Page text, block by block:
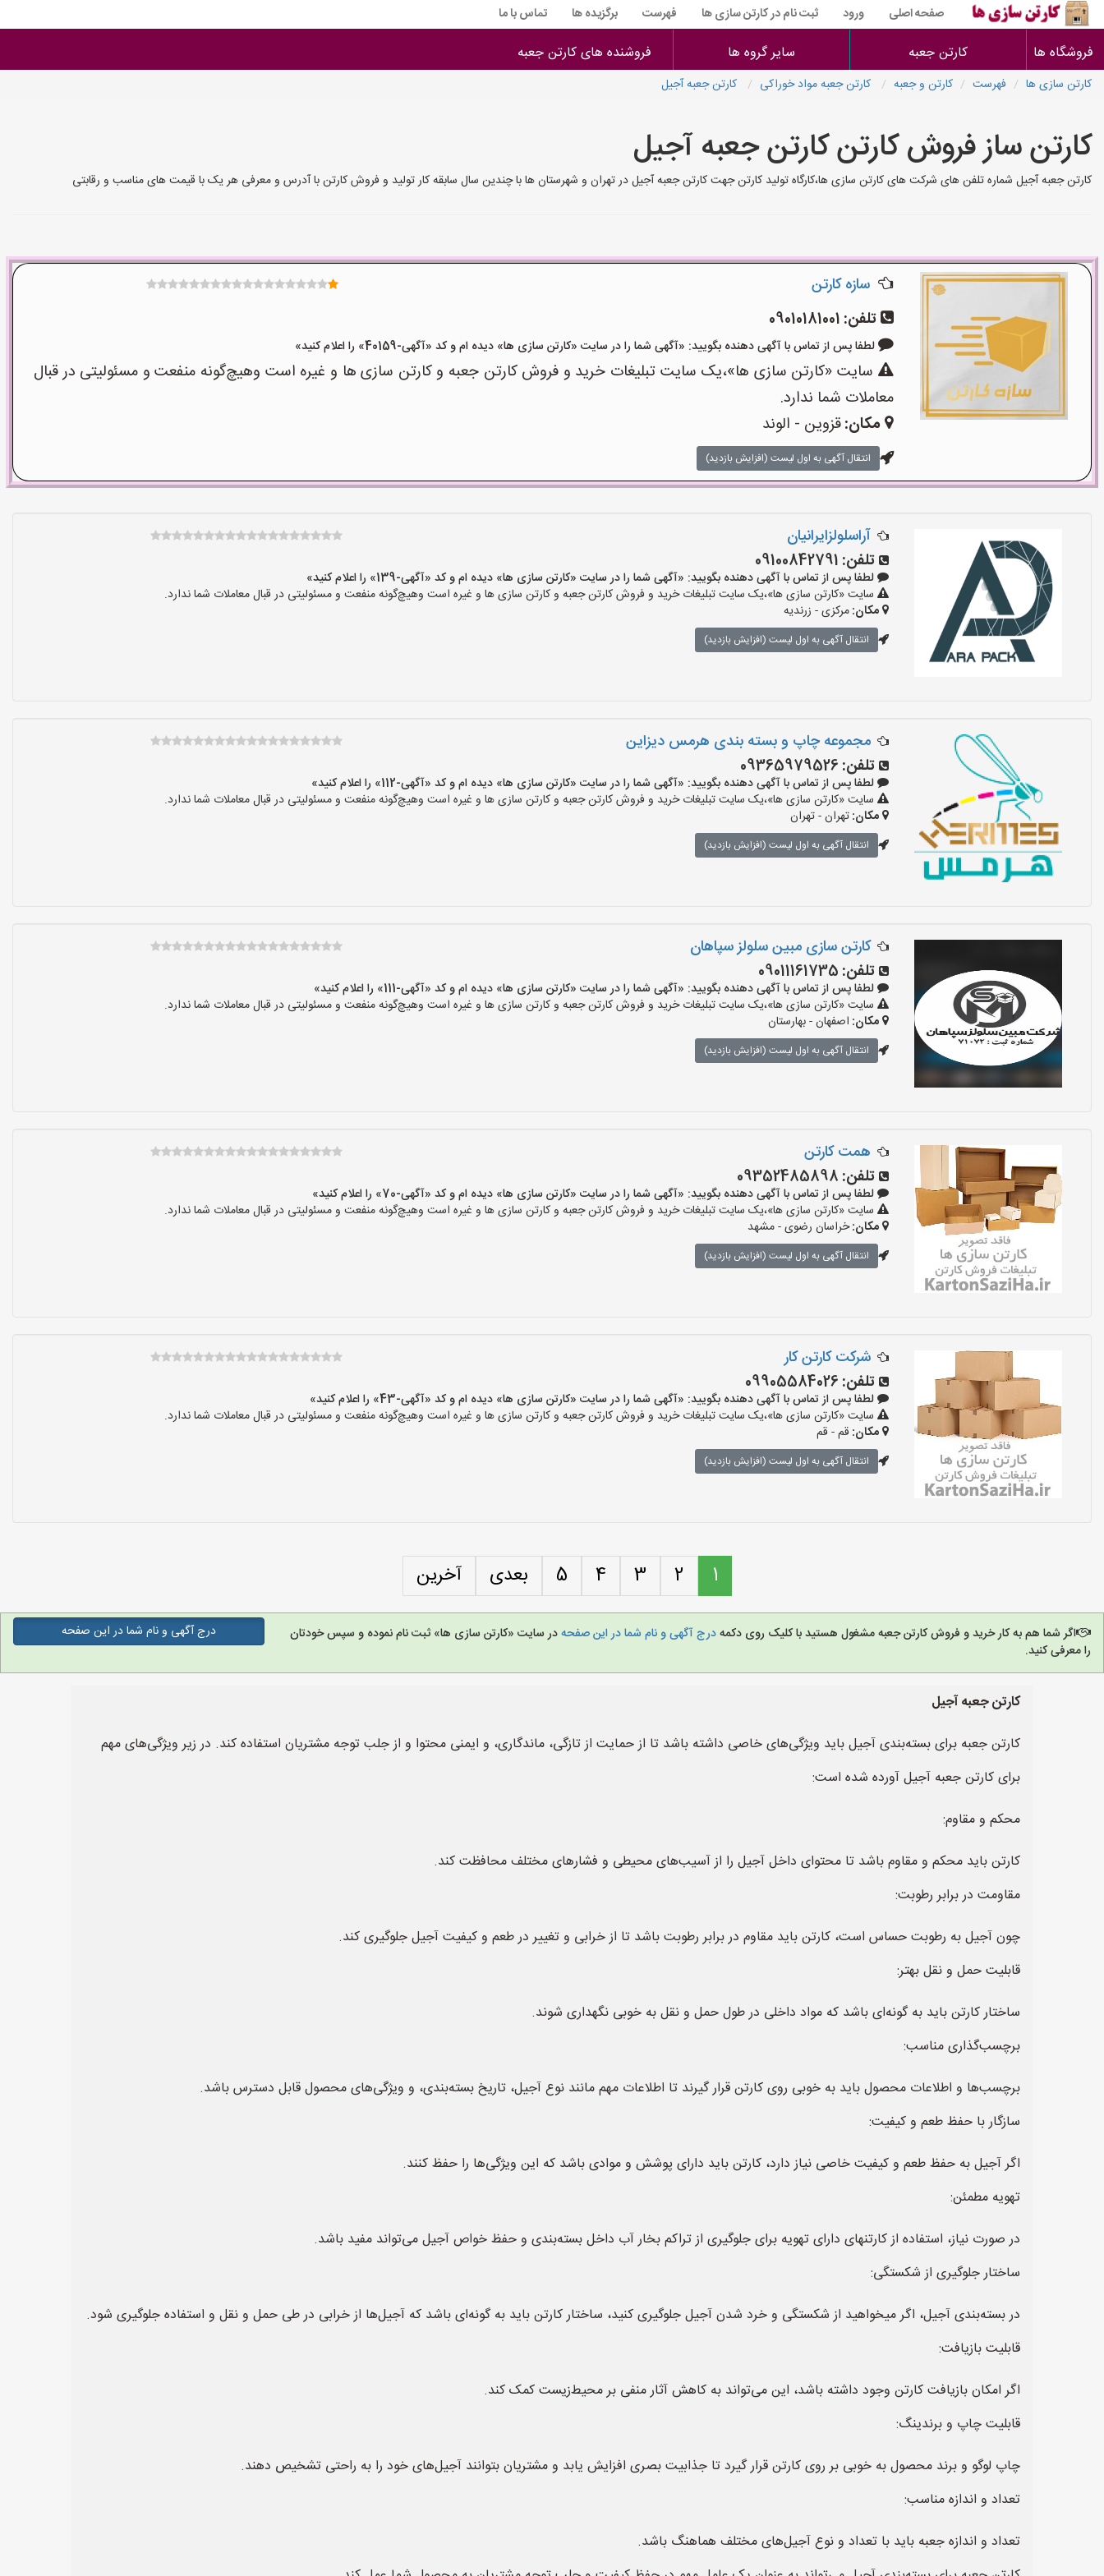
صفحه اصلی ورود ثبت نام در کارتن سازی ها فهرست برگزیده ها تماس با ما
فروشگاه ها کارتن جعبه سایر گروه ها فروشنده های کارتن جعبه
کارتن سازی ها فهرست کارتن و جعبه کارتن جعبه مواد خوراکی کارتن جعبه آجیل
کارتن ساز فروش کارتن کارتن جعبه آجیل
کارتن جعبه آجیل شماره تلفن های شرکت های کارتن سازی ها،کارگاه تولید کارتن جهت کارتن جعبه آجیل در تهران و شهرستان ها با چندین سال سابقه کار تولید و فروش کارتن با آدرس و معرفی هر یک با قیمت های مناسب و رقابتی
سازه کارتن
تلفن: 09010181001
لطفا پس از تماس با آگهی دهنده بگویید: «آگهی شما را در سایت «کارتن سازی ها» دیده ام و کد «آگهی-40159» را اعلام کنید»
سایت «کارتن سازی ها»،یک سایت تبلیغات خرید و فروش کارتن جعبه و کارتن سازی ها و غیره است وهیچ‌گونه منفعت و مسئولیتی در قبال
معاملات شما ندارد.
مکان:قزوین - الوند
انتقال آگهی به اول لیست (افزایش بازدید)
آراسلولزایرانیان
تلفن: 09100842791
لطفا پس از تماس با آگهی دهنده بگویید: «آگهی شما را در سایت «کارتن سازی ها» دیده ام و کد «آگهی-139» را اعلام کنید»
سایت «کارتن سازی ها»،یک سایت تبلیغات خرید و فروش کارتن جعبه و کارتن سازی ها و غیره است وهیچ‌گونه منفعت و مسئولیتی در قبال معاملات شما ندارد.
مکان:مرکزی - زرندیه
انتقال آگهی به اول لیست (افزایش بازدید)
مجموعه چاپ و بسته بندی هرمس دیزاین
تلفن: 09365979526
لطفا پس از تماس با آگهی دهنده بگویید: «آگهی شما را در سایت «کارتن سازی ها» دیده ام و کد «آگهی-112» را اعلام کنید»
سایت «کارتن سازی ها»،یک سایت تبلیغات خرید و فروش کارتن جعبه و کارتن سازی ها و غیره است وهیچ‌گونه منفعت و مسئولیتی در قبال معاملات شما ندارد.
مکان:تهران - تهران
انتقال آگهی به اول لیست (افزایش بازدید)
کارتن سازی مبین سلولز سپاهان
تلفن: 09011161735
لطفا پس از تماس با آگهی دهنده بگویید: «آگهی شما را در سایت «کارتن سازی ها» دیده ام و کد «آگهی-111» را اعلام کنید»
سایت «کارتن سازی ها»،یک سایت تبلیغات خرید و فروش کارتن جعبه و کارتن سازی ها و غیره است وهیچ‌گونه منفعت و مسئولیتی در قبال معاملات شما ندارد.
مکان: اصفهان - بهارستان
انتقال آگهی به اول لیست (افزایش بازدید)
همت کارتن
تلفن: 09352485898
لطفا پس از تماس با آگهی دهنده بگویید: «آگهی شما را در سایت «کارتن سازی ها» دیده ام و کد «آگهی-70» را اعلام کنید»
سایت «کارتن سازی ها»،یک سایت تبلیغات خرید و فروش کارتن جعبه و کارتن سازی ها و غیره است وهیچ‌گونه منفعت و مسئولیتی در قبال معاملات شما ندارد.
مکان:خراسان رضوی - مشهد
انتقال آگهی به اول لیست (افزایش بازدید)
شرکت کارتن کار
تلفن: 09905584026
لطفا پس از تماس با آگهی دهنده بگویید: «آگهی شما را در سایت «کارتن سازی ها» دیده ام و کد «آگهی-43» را اعلام کنید»
سایت «کارتن سازی ها»،یک سایت تبلیغات خرید و فروش کارتن جعبه و کارتن سازی ها و غیره است وهیچ‌گونه منفعت و مسئولیتی در قبال معاملات شما ندارد.
مکان: قم - قم
انتقال آگهی به اول لیست (افزایش بازدید)
1
2
3
4
5 بعدی آخرین
اگر شما هم به کار خرید و فروش کارتن جعبه مشغول هستید با کلیک روی دکمهدرج آگهی و نام شما در این صفحهدر سایت «کارتن سازی ها» ثبت نام نموده و سپس خودتان
را معرفی کنید.
درج آگهی و نام شما در این صفحه
کارتن جعبه آجیل
کارتن جعبه برای بسته‌بندی آجیل باید ویژگی‌های خاصی داشته باشد تا از حمایت از تازگی، ماندگاری، و ایمنی محتوا و از جلب توجه مشتریان استفاده کند. در زیر ویژگی‌های مهم
برای کارتن جعبه آجیل آورده شده است:
محکم و مقاوم:
کارتن باید محکم و مقاوم باشد تا محتوای داخل آجیل را از آسیب‌های محیطی و فشارهای مختلف محافظت کند.
مقاومت در برابر رطوبت:
چون آجیل به رطوبت حساس است، کارتن باید مقاوم در برابر رطوبت باشد تا از خرابی و تغییر در طعم و کیفیت آجیل جلوگیری کند.
قابلیت حمل و نقل بهتر:
ساختار کارتن باید به گونه‌ای باشد که مواد داخلی در طول حمل و نقل به خوبی نگهداری شوند.
برچسب‌گذاری مناسب:
برچسب‌ها و اطلاعات محصول باید به خوبی روی کارتن قرار گیرند تا اطلاعات مهم مانند نوع آجیل، تاریخ بسته‌بندی، و ویژگی‌های محصول قابل دسترس باشد.
سازگار با حفظ طعم و کیفیت:
اگر آجیل به حفظ طعم و کیفیت خاصی نیاز دارد، کارتن باید دارای پوشش و موادی باشد که این ویژگی‌ها را حفظ کنند.
تهویه مطمئن:
در صورت نیاز، استفاده از کارتنهای دارای تهویه برای جلوگیری از تراکم بخار آب داخل بسته‌بندی و حفظ خواص آجیل می‌تواند مفید باشد.
ساختار جلوگیری از شکستگی:
در بسته‌بندی آجیل، اگر میخواهید از شکستگی و خرد شدن آجیل جلوگیری کنید، ساختار کارتن باید به گونه‌ای باشد که آجیل‌ها از خرابی در طی حمل و نقل و استفاده جلوگیری شود.
قابلیت بازیافت:
اگر امکان بازیافت کارتن وجود داشته باشد، این می‌تواند به کاهش آثار منفی بر محیط‌زیست کمک کند.
قابلیت چاپ و برندینگ:
چاپ لوگو و برند محصول به خوبی بر روی کارتن قرار گیرد تا جذابیت بصری افزایش یابد و مشتریان بتوانند آجیل‌های خود را به راحتی تشخیص دهند.
تعداد و اندازه مناسب:
تعداد و اندازه جعبه باید با تعداد و نوع آجیل‌های مختلف هماهنگ باشد.